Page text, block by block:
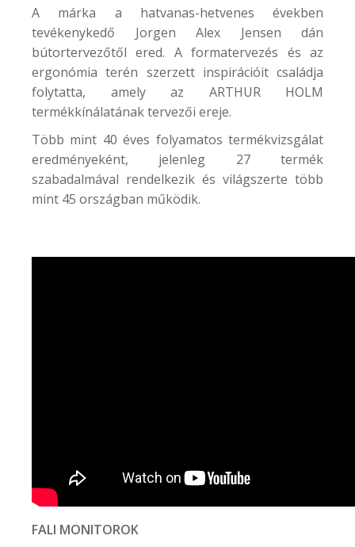
A márka a hatvanas-hetvenes években
tevékenykedő Jorgen Alex Jensen dán
bútortervezőtől ered. A formatervezés és az
ergonómia terén szerzett inspirációit családja
folytatta, amely az ARTHUR HOLM
termékkínálatának tervezői ereje.
Több mint 40 éves folyamatos termékvizsgálat
eredményeként, jelenleg 27 termék
szabadalmával rendelkezik és világszerte több
mint 45 országban működik.
FALI MONITOROK